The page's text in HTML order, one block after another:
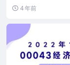
考试电子商...
4 年前